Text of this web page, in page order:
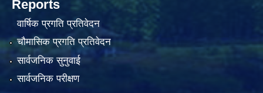
Reports
वार्षिक प्रगति प्रतिवेदन
चौमासिक प्रगति प्रतिवेदन
सार्वजनिक सुनुवाई
सार्वजनिक परीक्षण